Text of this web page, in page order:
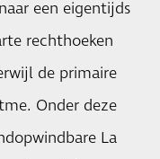
een eigentijds
rechthoeken
de primaire
Onder deze
La